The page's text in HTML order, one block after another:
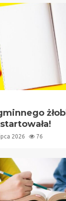
2026 76